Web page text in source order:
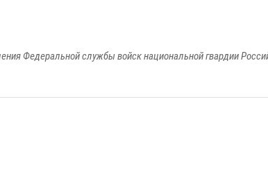
Федеральной службы войск национальной гвардии